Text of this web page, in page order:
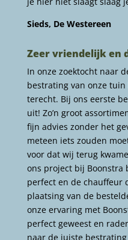
Sieds, De Westereen
Zeer vriendelijk en
In onze zoektocht naar
bestrating van onze
terecht. Bij ons eerste
uit! Zo’n groot
fijn advies zonder het
meteen iets zouden
voor dat wij terug
ons project bij Boonstra
perfect en de chauffeur
plaatsing van de
onze ervaring met
perfect geweest en
naar de juiste